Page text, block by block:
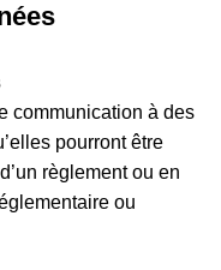
communication à des
pourront être
règlement ou en
ou